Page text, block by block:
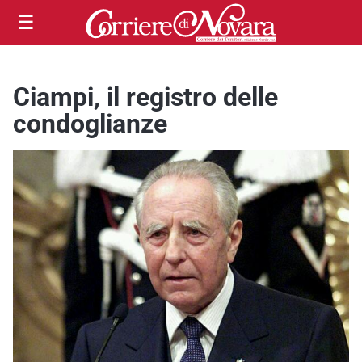
☰
Ciampi, il registro delle
condoglianze